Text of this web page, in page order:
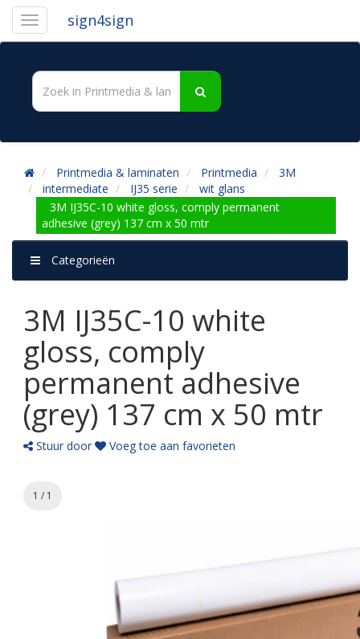
sign4sign
Printmedia & laminaten Printmedia
3M
intermediate
IJ35 serie
wit glans
3M IJ35C-10 white gloss, comply permanent
adhesive (grey) 137 cm x 50 mtr
Categorieën
3M IJ35C-10 white
gloss, comply
permanent adhesive
(grey) 137 cm x 50 mtr
Stuur door Voeg toe aan favorieten
1 / 1